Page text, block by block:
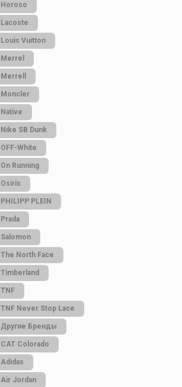
Horoso
Lacoste
Louis Vuitton
Merrel
Merrell
Moncler
Native
Nike SB Dunk
OFF-White
On Running
Osiris
PHILIPP PLEIN
Prada
Salomon
The North Face
Timberland
TNF
TNF Never Stop Lace
Другие Бренды
САТ Colorado
Adidas
Air Jordan